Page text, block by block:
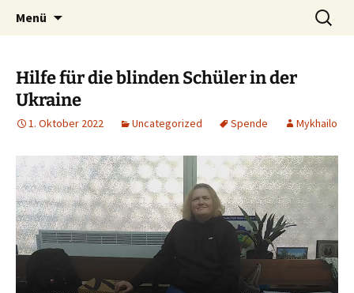
Deutsch-Ukrainische
Vereinigung Sachsen-Anhalt
e.V.
Menü
Suchen
nach:
Hilfe für die blinden Schüler in der
Ukraine
1. Oktober 2022 Uncategorized Spende Mykhailo